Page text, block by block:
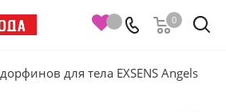
0
для тела EXSENS Angels